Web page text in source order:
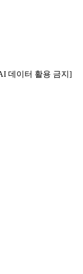
데이터 활용 금지]